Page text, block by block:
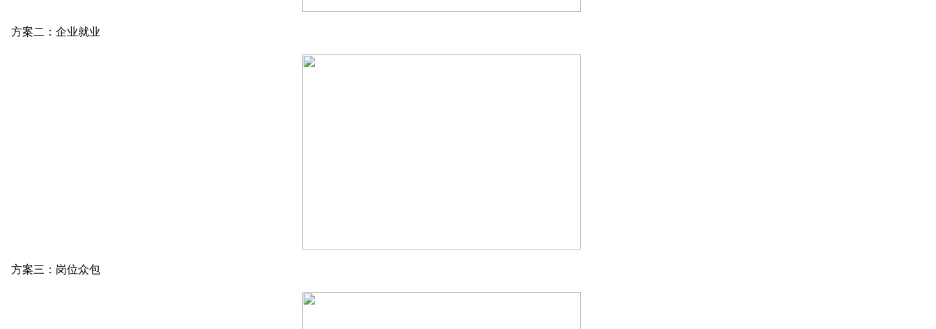
方案二：企业就业
方案三：岗位众包